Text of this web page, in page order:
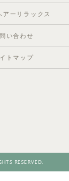
アーリラックス
い合わせ
トマップ
RESERVED.